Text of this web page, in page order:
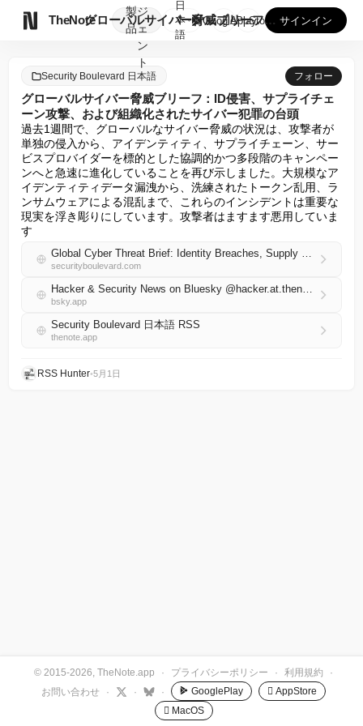
TheNote
製
品
ジ
ェ
ン
ト
グローバルサイバー脅威ブリーフ：ID侵害、サプライチェーン攻...
日
本
語
GooglePlay
AppStore サインイン
Security Boulevard 日本語 フォロー
グローバルサイバー脅威ブリーフ：ID侵害、サプライチェ
ーン攻撃、および組織化されたサイバー犯罪の台頭
過去1週間で、グローバルなサイバー脅威の状況は、攻撃者が
単独の侵入から、アイデンティティ、サプライチェーン、サー
ビスプロバイダーを標的とした協調的かつ多段階のキャンペー
ンへと急速に進化していることを再び示しました。大規模なア
イデンティティデータ漏洩から、洗練されたトークン乱用、ラ
ンサムウェアによる混乱まで、これらのインシデントは重要な
現実を浮き彫りにしています。攻撃者はますます悪用していま
す
Global Cyber Threat Brief: Identity Breaches, Supply Chain Attacks, and the Rise of Organized Cybercrime
securityboulevard.com
Hacker & Security News on Bluesky @hacker.at.thenote.app
bsky.app
Security Boulevard 日本語 RSS
thenote.app
RSS Hunter•5月1日
© 2015-2026, TheNote.app · プライバシーポリシー · 利用規約
·
お問い合わせ
· · · GooglePlay
 AppStore
 MacOS